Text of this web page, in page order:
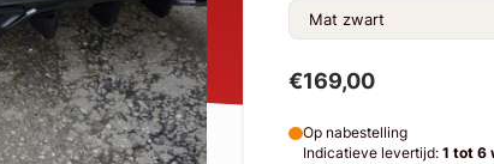
€169,00
Op nabestelling
Indicatieve levertijd: 1 tot 6